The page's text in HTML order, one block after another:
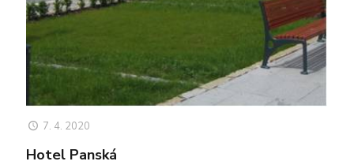
7. 4. 2020
Hotel Panská